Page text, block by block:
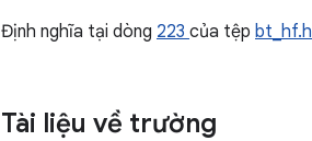
Định nghĩa tại dòng 223 của tệp bt_hf.h
Tài liệu về trường